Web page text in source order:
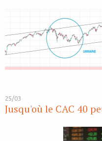
25/03
Jusqu'où le CAC 40